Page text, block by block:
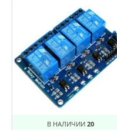
В НАЛИЧИИ 20